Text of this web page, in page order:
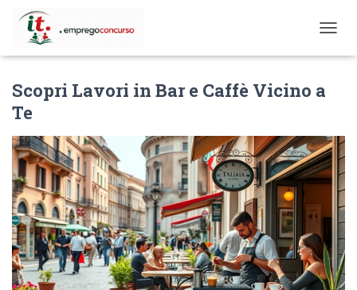
O
A
V
I
T
O
N
Scopri Lavori in Bar e Caffè Vicino a
Te